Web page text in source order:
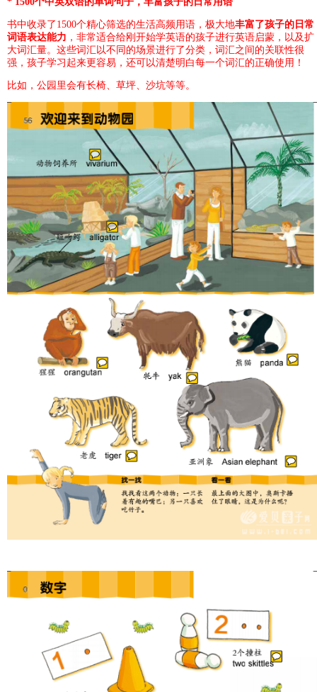
书中收录了1500个精心筛选的生活高频用语，极大地丰富了孩子的日常
词语表达能力 ，非常适合给刚开始学英语的孩子进行英语启蒙，以及扩
大词汇量。这些词汇以不同的场景进行了分类，词汇之间的关联性很
强，孩子学习起来更容易，还可以清楚明白每一个词汇的正确使用！
比如，公园里会有长椅、草坪、沙坑等等。